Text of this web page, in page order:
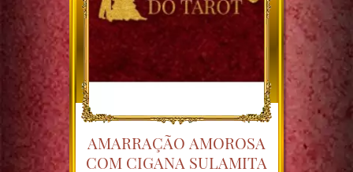
AMARRAÇÃO AMOROSA
COM CIGANA SULAMITA